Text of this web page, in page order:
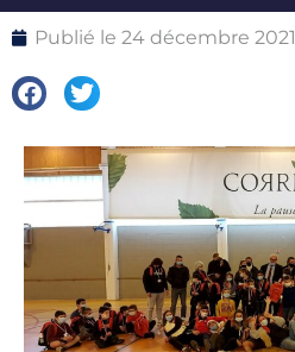
Publié le 24 décembre 2021